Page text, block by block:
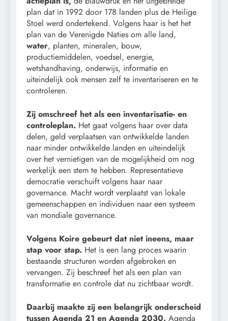
plan dat in 1992 door 178 landen plus de Heilige
Stoel werd ondertekend. Volgens haar is het het
plan van de Verenigde Naties om alle land,
water, planten, mineralen, bouw,
productiemiddelen, voedsel, energie,
wetshandhaving, onderwijs, informatie en
uiteindelijk ook mensen zelf te inventariseren en te
controleren.
Zij omschreef het als een inventarisatie- en
controleplan. Het gaat volgens haar over data
delen, geld verplaatsen van ontwikkelde landen
naar minder ontwikkelde landen en uiteindelijk
over het vernietigen van de mogelijkheid om nog
werkelijk een stem te hebben. Representatieve
democratie verschuift volgens haar naar
governance. Macht wordt verplaatst van lokale
gemeenschappen en individuen naar een systeem
van mondiale governance.
Volgens Koire gebeurt dat niet ineens, maar
stap voor stap. Het is een lang proces waarin
bestaande structuren worden afgebroken en
vervangen. Zij beschreef het als een plan van
transformatie en controle dat nu zichtbaar wordt.
Daarbij maakte zij een belangrijk onderscheid
tussen Agenda 21 en Agenda 2030. Agenda